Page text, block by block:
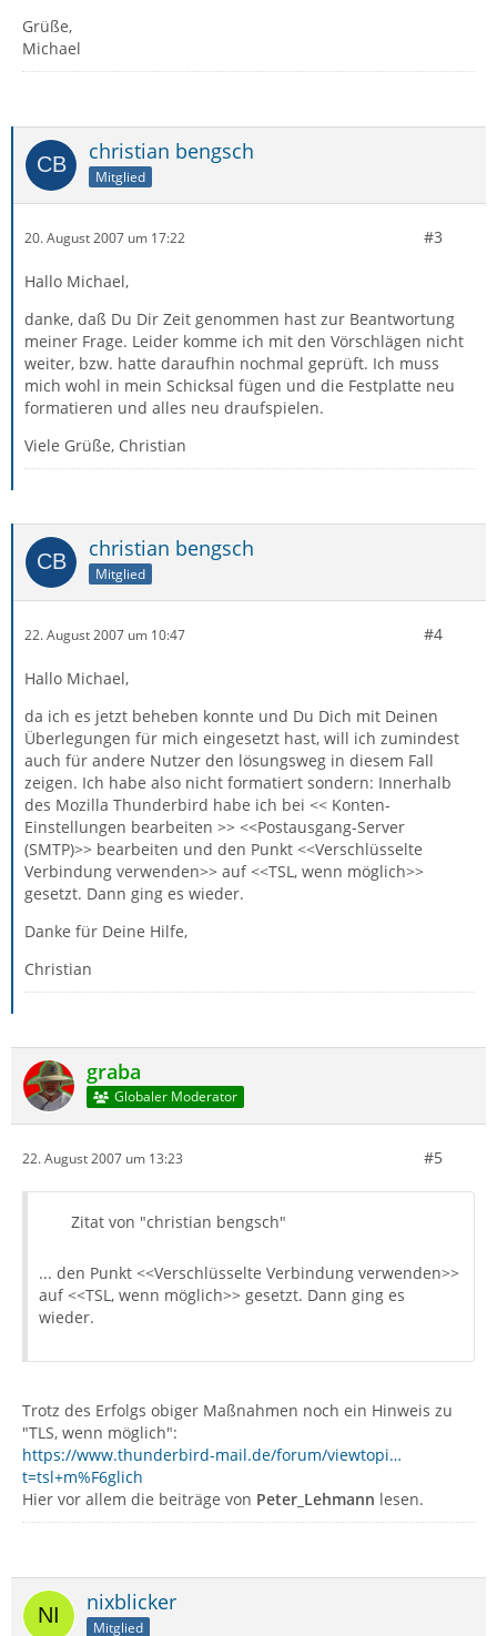
Grüße,
Michael
christian bengsch
Mitglied
20. August 2007 um 17:22 #3
Hallo Michael,
danke, daß Du Dir Zeit genommen hast zur Beantwortung
meiner Frage. Leider komme ich mit den Vörschlägen nicht
weiter, bzw. hatte daraufhin nochmal geprüft. Ich muss
mich wohl in mein Schicksal fügen und die Festplatte neu
formatieren und alles neu draufspielen.
Viele Grüße, Christian
christian bengsch
Mitglied
22. August 2007 um 10:47 #4
Hallo Michael,
da ich es jetzt beheben konnte und Du Dich mit Deinen
Überlegungen für mich eingesetzt hast, will ich zumindest
auch für andere Nutzer den lösungsweg in diesem Fall
zeigen. Ich habe also nicht formatiert sondern: Innerhalb
des Mozilla Thunderbird habe ich bei << Konten-
Einstellungen bearbeiten >> <<Postausgang-Server
(SMTP)>> bearbeiten und den Punkt <<Verschlüsselte
Verbindung verwenden>> auf <<TSL, wenn möglich>>
gesetzt. Dann ging es wieder.
Danke für Deine Hilfe,
Christian
graba
Globaler Moderator
22. August 2007 um 13:23 #5
Zitat von "christian bengsch"
... den Punkt <<Verschlüsselte Verbindung verwenden>>
auf <<TSL, wenn möglich>> gesetzt. Dann ging es
wieder.
Trotz des Erfolgs obiger Maßnahmen noch ein Hinweis zu
"TLS, wenn möglich":
https://www.thunderbird-mail.de/forum/viewtopi…
t=tsl+m%F6glich
Hier vor allem die beiträge von Peter_Lehmann lesen.
nixblicker
Mitglied